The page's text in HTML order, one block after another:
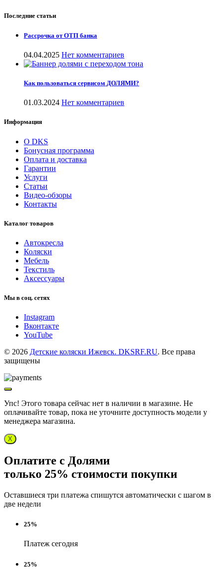
Последние статьи
Рассрочка от ОТП банка
04.04.2025 Нет комментариев
Как пользоваться сервисом ДОЛЯМИ?
01.03.2024 Нет комментариев
Информация
О DKS
Бонусная программа
Оплата и доставка
Гарантии
Услуги
Статьи
Видео-обзоры
Контакты
Каталог товаров
Автокресла
Коляски
Мебель
Текстиль
Аксессуары
Мы в соц. сетях
Instagram
Вконтакте
YouTube
© 2026 Детские коляски Ижевск. DKSRF.RU. Все права
защищены
Упс! Этого товара сейчас нет в наличии в магазине. Не
оплачивайте товар, пока не уточните доступность модели у
менеджера магазина.
X
Оплатите с Долями
только 25% стоимости покупки
Оставшиеся три платежа спишутся автоматически с шагом в
две недели
25%
Платеж сегодня
25%